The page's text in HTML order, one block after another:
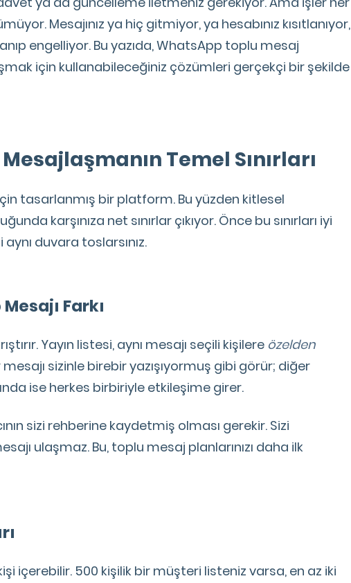
Mesajınız ya hiç gitmiyor, ya hesabınız kısıtlanıyor,
engelliyor. Bu yazıda, WhatsApp toplu mesaj
aşmak için kullanabileceğiniz çözümleri gerçekçi bir şekilde
Temel Sınırları
tasarlanmış bir platform. Bu yüzden kitlesel
karşınıza net sınırlar çıkıyor. Önce bu sınırları iyi
duvara toslarsınız.
Farkı
Yayın listesi, aynı mesajı seçili kişilere özelden
sizinle birebir yazışıyormuş gibi görür; diğer
ise herkes birbiriyle etkileşime girer.
sizi rehberine kaydetmiş olması gerekir. Sizi
ulaşmaz. Bu, toplu mesaj planlarınızı daha ilk
içerebilir. 500 kişilik bir müşteri listeniz varsa, en az iki